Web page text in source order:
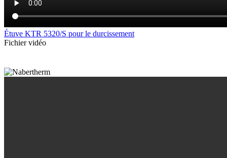
Étuve KTR 5320/S pour le durcissement
Fichier vidéo